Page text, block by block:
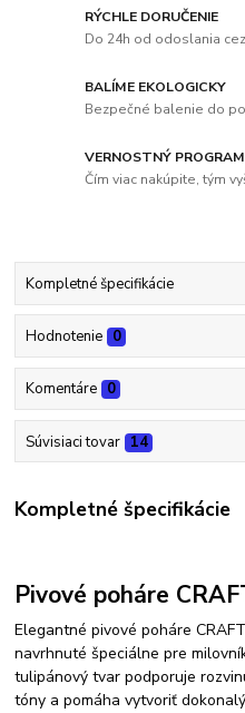
RÝCHLE DORUČENIE
Do 24h od odoslania
BALÍME EKOLOGICKY
Bezpečné balenie do
VERNOSTNÝ PROGRAM
Čím viac nakúpite, tým
Kompletné špecifikácie
Hodnotenie 0
Komentáre 0
Súvisiaci tovar 14
Kompletné špecifikácie
Pivové poháre
Elegantné pivové poháre
navrhnuté špeciálne pre
tulipánový tvar podporuje
tóny a pomáha vytvoriť